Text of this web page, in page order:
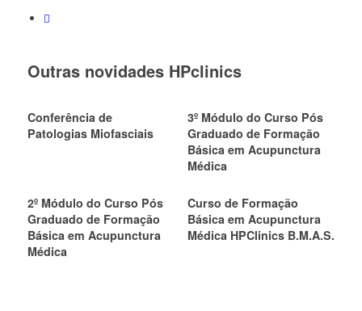
Outras novidades HPclinics
Conferência de
Patologias Miofasciais
3º Módulo do Curso Pós
Graduado de Formação
Básica em Acupunctura
Médica
2º Módulo do Curso Pós
Graduado de Formação
Básica em Acupunctura
Médica
Curso de Formação
Básica em Acupunctura
Médica HPClinics B.M.A.S.